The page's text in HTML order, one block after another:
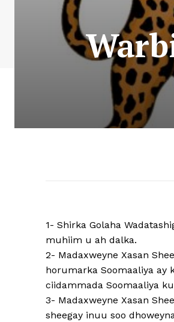
1- Shirka Golaha
muhiim u ah dalka.
2- Madaxweyne Xasan
horumarka Soomaaliya ay
ciidammada Soomaaliya
3- Madaxweyne Xasan
sheegay inuu soo